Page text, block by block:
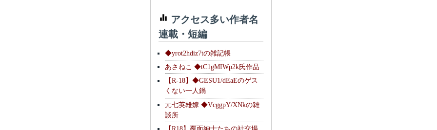
アクセス多い作者名
連載・短編
◆yrot2hdiz7tの雑記帳
あさねこ ◆tC1gMIWp2k氏作品
【R-18】◆GESU1/dEaEのゲス
くない一人鍋
元七英雄嫁 ◆VcggpY/XNkの雑
談所